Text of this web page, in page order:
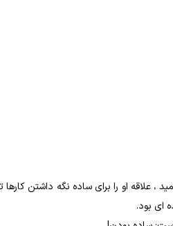
او را برای ساده نگه داشتن
ای بود.